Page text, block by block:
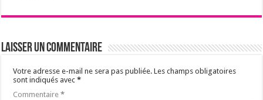
Laisser un commentaire
Votre adresse e-mail ne sera pas publiée. Les champs obligatoires
sont indiqués avec*
Commentaire*